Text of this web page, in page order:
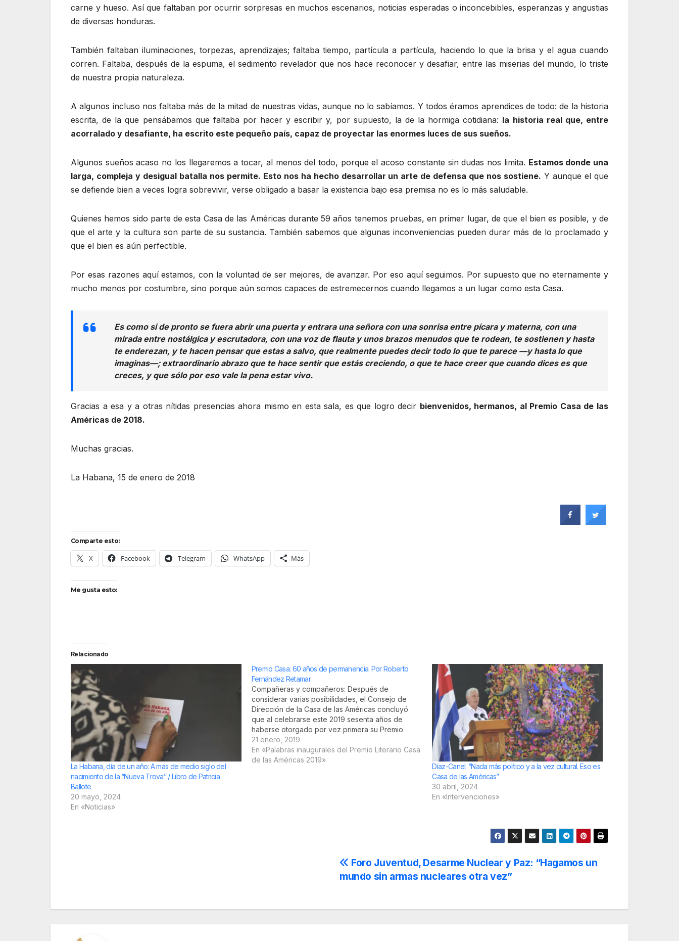
carne y hueso. Así que faltaban por ocurrir sorpresas en muchos escenarios, noticias esperadas o inconcebibles, esperanzas y angustias
de diversas honduras.
También faltaban iluminaciones, torpezas, aprendizajes; faltaba tiempo, partícula a partícula, haciendo lo que la brisa y el agua cuando
corren. Faltaba, después de la espuma, el sedimento revelador que nos hace reconocer y desafiar, entre las miserias del mundo, lo triste
de nuestra propia naturaleza.
A algunos incluso nos faltaba más de la mitad de nuestras vidas, aunque no lo sabíamos. Y todos éramos aprendices de todo: de la historia
escrita, de la que pensábamos que faltaba por hacer y escribir y, por supuesto, la de la hormiga cotidiana: la historia real que, entre
acorralado y desafiante, ha escrito este pequeño país, capaz de proyectar las enormes luces de sus sueños.
Algunos sueños acaso no los llegaremos a tocar, al menos del todo, porque el acoso constante sin dudas nos limita. Estamos donde una
larga, compleja y desigual batalla nos permite. Esto nos ha hecho desarrollar un arte de defensa que nos sostiene. Y aunque el que
se defiende bien a veces logra sobrevivir, verse obligado a basar la existencia bajo esa premisa no es lo más saludable.
Quienes hemos sido parte de esta Casa de las Américas durante 59 años tenemos pruebas, en primer lugar, de que el bien es posible, y de
que el arte y la cultura son parte de su sustancia. También sabemos que algunas inconveniencias pueden durar más de lo proclamado y
que el bien es aún perfectible.
Por esas razones aquí estamos, con la voluntad de ser mejores, de avanzar. Por eso aquí seguimos. Por supuesto que no eternamente y
mucho menos por costumbre, sino porque aún somos capaces de estremecernos cuando llegamos a un lugar como esta Casa.
Es como si de pronto se fuera abrir una puerta y entrara una señora con una sonrisa entre pícara y materna, con una
mirada entre nostálgica y escrutadora, con una voz de flauta y unos brazos menudos que te rodean, te sostienen y hasta
te enderezan, y te hacen pensar que estas a salvo, que realmente puedes decir todo lo que te parece —y hasta lo que
imaginas—; extraordinario abrazo que te hace sentir que estás creciendo, o que te hace creer que cuando dices es que
creces, y que sólo por eso vale la pena estar vivo.
Gracias a esa y a otras nítidas presencias ahora mismo en esta sala, es que logro decir bienvenidos, hermanos, al Premio Casa de las
Américas de 2018.
Muchas gracias.
La Habana, 15 de enero de 2018
Comparte esto:
X Facebook Telegram WhatsApp Más
Me gusta esto:
Relacionado
La Habana, día de un año: A más de medio siglo del
nacimiento de la “Nueva Trova” / Libro de Patricia
Ballote
20 mayo, 2024
En «Noticias»
Premio Casa: 60 años de permanencia. Por Roberto
Fernández Retamar
Compañeras y compañeros: Después de
considerar varias posibilidades, el Consejo de
Dirección de la Casa de las Américas concluyó
que al celebrarse este 2019 sesenta años de
haberse otorgado por vez primera su Premio
Literario (que tuvimos el honor de que exaltara el
Che en discurso pronunciado en Punta del…
21 enero, 2019
En «Palabras inaugurales del Premio Literario Casa
de las Américas 2019»
Díaz-Canel: “Nada más político y a la vez cultural. Eso es
Casa de las Américas”
30 abril, 2024
En «Intervenciones»
entradas
Foro Juventud, Desarme Nuclear y Paz: “Hagamos un
mundo sin armas nucleares otra vez”